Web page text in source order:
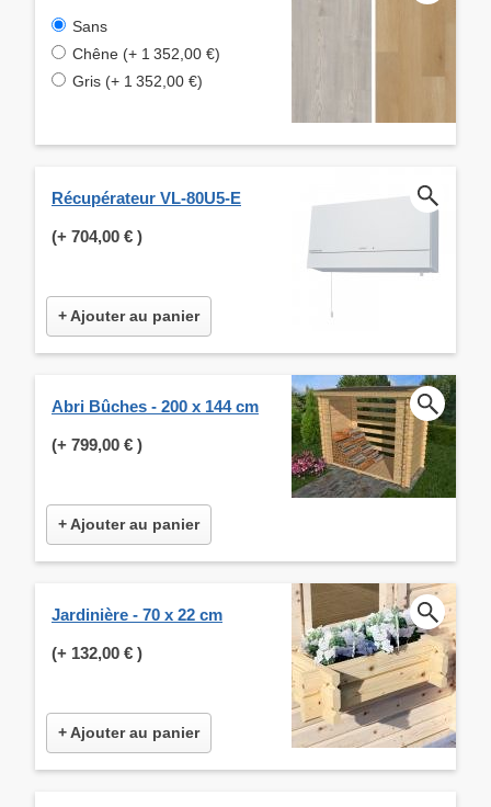
Sans
Chêne (+ 1 352,00 €)
Gris (+ 1 352,00 €)
Récupérateur VL-80U5-E
(+ 704,00 € )
+ Ajouter au panier
Abri Bûches - 200 x 144 cm
(+ 799,00 € )
+ Ajouter au panier
Jardinière - 70 x 22 cm
(+ 132,00 € )
+ Ajouter au panier